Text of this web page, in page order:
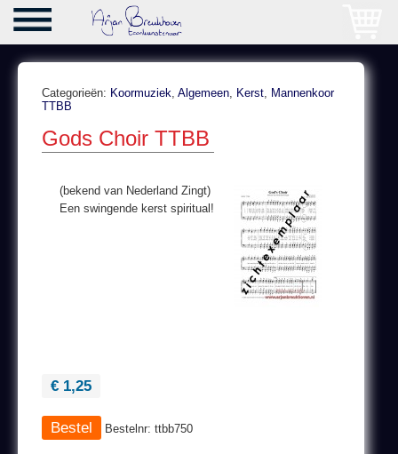
Categorieën: Koormuziek, Algemeen, Kerst, Mannenkoor
TTBB
Gods Choir TTBB
(bekend van Nederland Zingt)
Een swingende kerst spiritual!
€ 1,25
Bestelnr: ttbb750